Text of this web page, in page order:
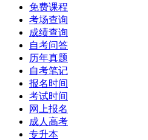
免费课程
考场查询
成绩查询
自考问答
历年真题
自考笔记
报名时间
考试时间
网上报名
成人高考
专升本